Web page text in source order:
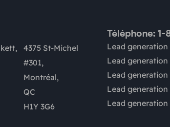
4375 St-Michel
#301,
Montréal,
QC
H1Y 3G6
Téléphone:
Lead generation
Lead
Lead
Lead generation
Lead generation